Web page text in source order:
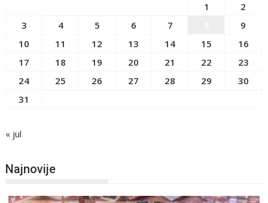
1
2
3
4 5 6 7
9
10
11 12 13 14 15
16
17
18 19 20 21 22
23
24
25 26 27 28 29
30
31
« jul
Najnovije